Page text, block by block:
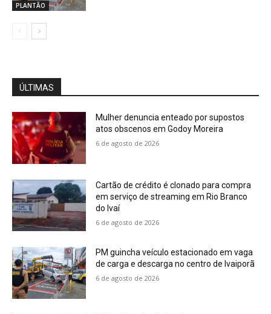
PLANTÃO
ÚLTIMAS
Mulher denuncia enteado por supostos
atos obscenos em Godoy Moreira
6 de agosto de 2026
Cartão de crédito é clonado para compra
em serviço de streaming em Rio Branco
do Ivaí
6 de agosto de 2026
PM guincha veículo estacionado em vaga
de carga e descarga no centro de Ivaiporã
6 de agosto de 2026